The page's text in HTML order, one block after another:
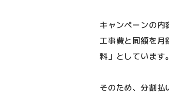
キャンペーンの内
工事費と同額を
料」としています。
そのため、分割